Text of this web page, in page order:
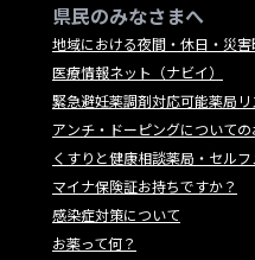
県民のみなさまへ
地域における夜間・休日・災害
医療情報ネット（ナビイ）
緊急避妊薬調剤対応可能薬局リ
アンチ・ドーピングについて
くすりと健康相談薬局・セル
マイナ保険証お持ちですか？
感染症対策について
お薬って何？